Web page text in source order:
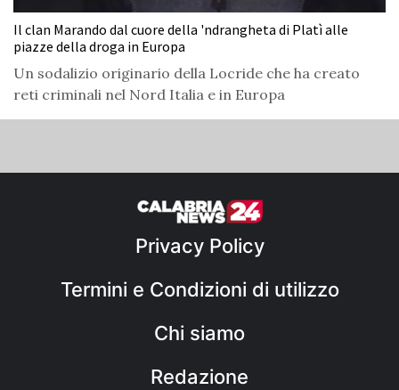
Il clan Marando dal cuore della 'ndrangheta di Platì alle
piazze della droga in Europa
Un sodalizio originario della Locride che ha creato
reti criminali nel Nord Italia e in Europa
Privacy Policy
Termini e Condizioni di utilizzo
Chi siamo
Redazione